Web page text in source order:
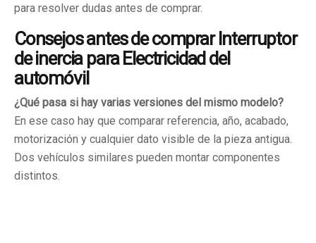
para resolver dudas antes de comprar.
Consejos antes de comprar Interruptor
de inercia para Electricidad del
automóvil
¿Qué pasa si hay varias versiones del mismo modelo?
En ese caso hay que comparar referencia, año, acabado,
motorización y cualquier dato visible de la pieza antigua.
Dos vehículos similares pueden montar componentes
distintos.